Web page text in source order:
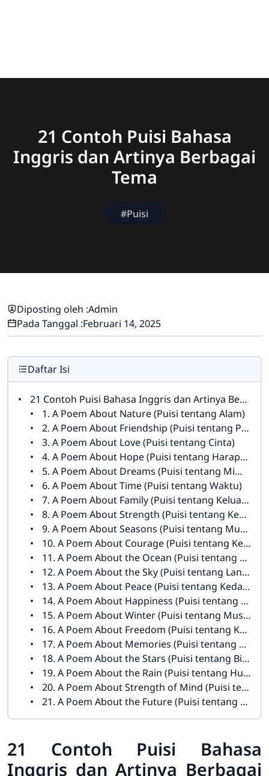
21 Contoh Puisi Bahasa
Inggris dan Artinya Berbagai
Tema
#Puisi
Diposting oleh :Admin
Pada Tanggal :Februari 14, 2025
Daftar Isi
21 Contoh Puisi Bahasa Inggris dan Artinya Berbagai Tema
1. A Poem About Nature (Puisi tentang Alam)
2. A Poem About Friendship (Puisi tentang Persahabatan)
3. A Poem About Love (Puisi tentang Cinta)
4. A Poem About Hope (Puisi tentang Harapan)
5. A Poem About Dreams (Puisi tentang Mimpi)
6. A Poem About Time (Puisi tentang Waktu)
7. A Poem About Family (Puisi tentang Keluarga)
8. A Poem About Strength (Puisi tentang Kekuatan)
9. A Poem About Seasons (Puisi tentang Musim)
10. A Poem About Courage (Puisi tentang Keberanian)
11. A Poem About the Ocean (Puisi tentang Laut)
12. A Poem About the Sky (Puisi tentang Langit)
13. A Poem About Peace (Puisi tentang Kedamaian)
14. A Poem About Happiness (Puisi tentang Kebahagiaan)
15. A Poem About Winter (Puisi tentang Musim Dingin)
16. A Poem About Freedom (Puisi tentang Kebebasan)
17. A Poem About Memories (Puisi tentang Kenangan)
18. A Poem About the Stars (Puisi tentang Bintang)
19. A Poem About the Rain (Puisi tentang Hujan)
20. A Poem About Strength of Mind (Puisi tentang Kekuatan Pikiran)
21. A Poem About the Future (Puisi tentang Masa Depan)
21 Contoh Puisi Bahasa
Inggris dan Artinya Berbagai